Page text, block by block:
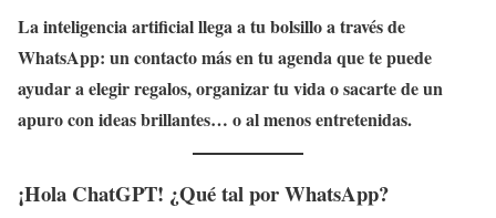
La inteligencia artificial llega a tu bolsillo a través de
WhatsApp: un contacto más en tu agenda que te puede
ayudar a elegir regalos, organizar tu vida o sacarte de un
apuro con ideas brillantes… o al menos entretenidas.
¡Hola ChatGPT! ¿Qué tal por WhatsApp?